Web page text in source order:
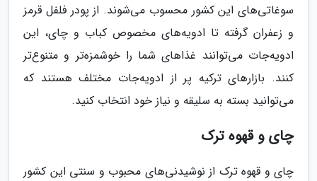
سوغاتی‌های این کشور محسوب می‌شوند. از پودر فلفل قرمز
و زعفران گرفته تا ادویه‌های مخصوص کباب و چای، این
ادویه‌جات می‌توانند غذاهای شما را خوشمزه‌تر و متنوع‌تر
کنند. بازارهای ترکیه پر از ادویه‌جات مختلف هستند که
می‌توانید بسته به سلیقه و نیاز خود انتخاب کنید.
چای و قهوه ترک
چای و قهوه ترک از نوشیدنی‌های محبوب و سنتی این کشور